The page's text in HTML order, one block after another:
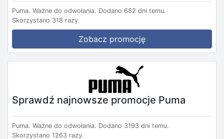
Puma. Ważne do odwołania. Dodano 682 dni temu.
Skorzystano 318 razy.
Zobacz promocję
Sprawdź najnowsze promocje Puma
Puma. Ważne do odwołania. Dodano 3193 dni temu.
Skorzystano 1263 razy.